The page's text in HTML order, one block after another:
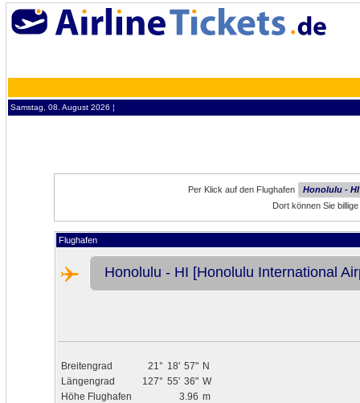
Samstag, 08. August 2026 ¦
Per Klick auf den Flughafen
Honolulu -
Dort können Sie
Flughafen
Honolulu - HI [Honolulu International
Breitengrad 21° 18' 57" N
Längengrad
127° 55' 36" W
Höhe Flughafen
3.96 m